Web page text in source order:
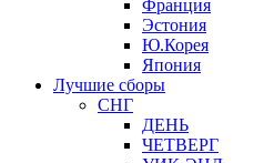
Франция
Эстония
Ю.Корея
Япония
Лучшие сборы
СНГ
ДЕНЬ
ЧЕТВЕРГ